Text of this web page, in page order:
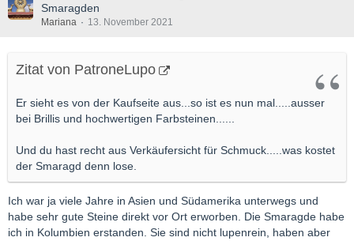
Smaragden
Mariana 13. November 2021
Zitat von PatroneLupo
Er sieht es von der Kaufseite aus...so ist es nun mal.....ausser
bei Brillis und hochwertigen Farbsteinen......
Und du hast recht aus Verkäufersicht für Schmuck.....was kostet
der Smaragd denn lose.
Ich war ja viele Jahre in Asien und Südamerika unterwegs und
habe sehr gute Steine direkt vor Ort erworben. Die Smaragde habe
ich in Kolumbien erstanden. Sie sind nicht lupenrein, haben aber